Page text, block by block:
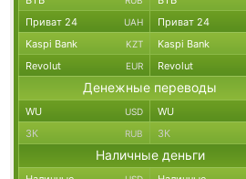
Приват 24 UAH Приват 24
Kaspi Bank KZT Kaspi Bank
Revolut EUR Revolut
Денежные переводы
WU USD WU
ЗК RUB ЗК
Наличные деньги